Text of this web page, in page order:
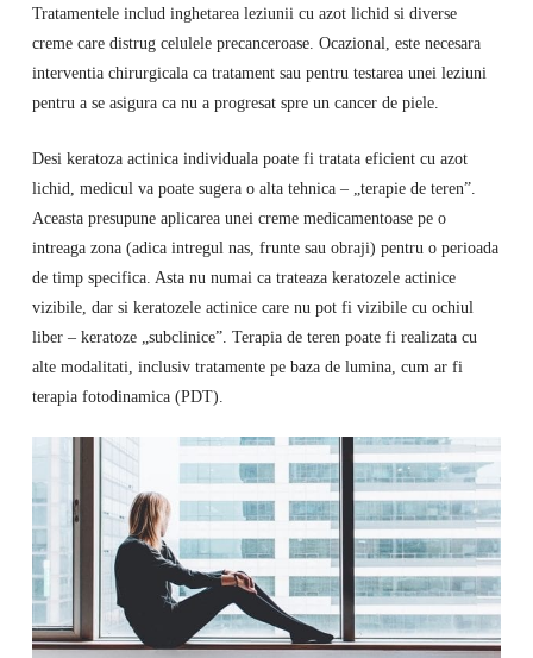
Tratamentele includ inghetarea leziunii cu azot lichid si diverse
creme care distrug celulele precanceroase. Ocazional, este necesara
interventia chirurgicala ca tratament sau pentru testarea unei leziuni
pentru a se asigura ca nu a progresat spre un cancer de piele.
Desi keratoza actinica individuala poate fi tratata eficient cu azot
lichid, medicul va poate sugera o alta tehnica – „terapie de teren”.
Aceasta presupune aplicarea unei creme medicamentoase pe o
intreaga zona (adica intregul nas, frunte sau obraji) pentru o perioada
de timp specifica. Asta nu numai ca trateaza keratozele actinice
vizibile, dar si keratozele actinice care nu pot fi vizibile cu ochiul
liber – keratoze „subclinice”. Terapia de teren poate fi realizata cu
alte modalitati, inclusiv tratamente pe baza de lumina, cum ar fi
terapia fotodinamica (PDT).